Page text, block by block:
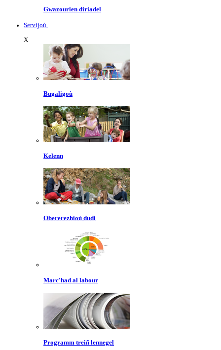
Gwazourien diriadel
Servijoù
X
Bugaligoù
Kelenn
Obererezhioù dudi
Marc'had al labour
Programm treiñ lennegel